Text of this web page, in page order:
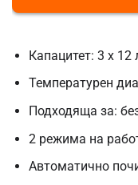
Капацитет: 3 x
Температурен
Подходяща за:
2 режима на
Автоматично